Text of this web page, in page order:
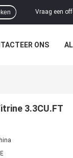
Vraag een
ONS
3.3CU.FT